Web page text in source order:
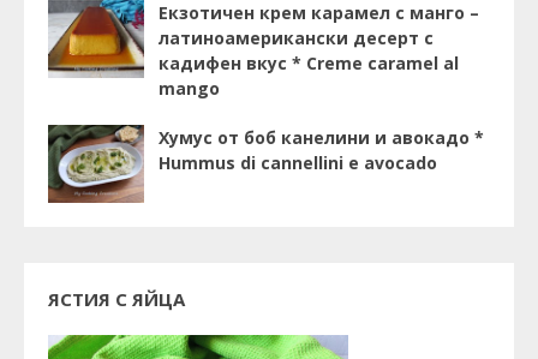
Екзотичен крем карамел с манго –
латиноамерикански десерт с
кадифен вкус * Creme caramel al
mango
Хумус от боб канелини и авокадо *
Hummus di cannellini e avocado
ЯСТИЯ С ЯЙЦА